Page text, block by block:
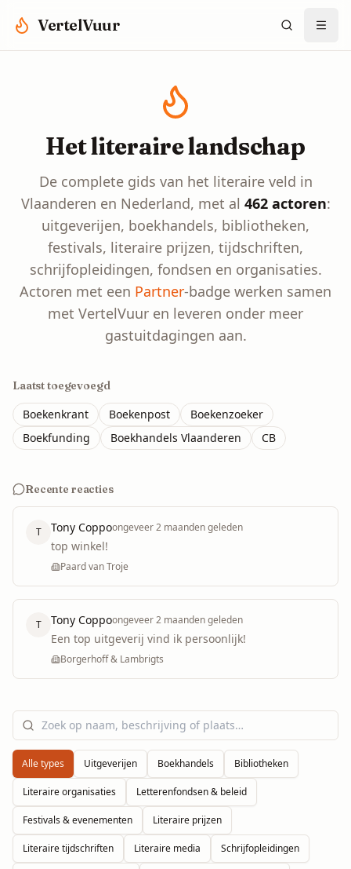
VertelVuur
Het literaire landschap
De complete gids van het literaire veld in
Vlaanderen en Nederland, met al 462actoren:
uitgeverijen, boekhandels, bibliotheken,
festivals, literaire prijzen, tijdschriften,
schrijfopleidingen, fondsen en organisaties.
Actoren met een Partner-badge werken samen
met VertelVuur en leveren onder meer
gastuitdagingen aan.
Laatst toegevoegd
Boekenkrant Boekenpost
Boekenzoeker
Boekfunding
Boekhandels Vlaanderen CB
Recente reacties
T Tony Coppoongeveer 2 maanden geleden
top winkel!
Paard van Troje
T Tony Coppoongeveer 2 maanden geleden
Een top uitgeverij vind ik persoonlijk!
Borgerhoff & Lambrigts
Alle types Uitgeverijen Boekhandels Bibliotheken
Literaire organisaties Letterenfondsen & beleid
Festivals & evenementen Literaire prijzen
Literaire tijdschriften Literaire media Schrijfopleidingen